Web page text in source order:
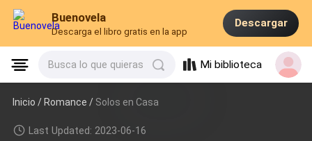
Buenovela
Descarga el libro gratis en la app
Descargar
Busca lo que quieras Mi biblioteca
Inicio /Romance / Solos en Casa
Last Updated: 2023-06-16